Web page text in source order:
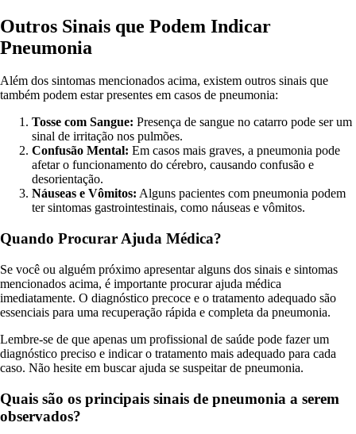
Outros Sinais que Podem Indicar
Pneumonia
Além dos sintomas mencionados acima, existem outros sinais que
também podem estar presentes em casos de pneumonia:
Tosse com Sangue: Presença de sangue no catarro pode ser um
sinal de irritação nos pulmões.
Confusão Mental: Em casos mais graves, a pneumonia pode
afetar o funcionamento do cérebro, causando confusão e
desorientação.
Náuseas e Vômitos: Alguns pacientes com pneumonia podem
ter sintomas gastrointestinais, como náuseas e vômitos.
Quando Procurar Ajuda Médica?
Se você ou alguém próximo apresentar alguns dos sinais e sintomas
mencionados acima, é importante procurar ajuda médica
imediatamente. O diagnóstico precoce e o tratamento adequado são
essenciais para uma recuperação rápida e completa da pneumonia.
Lembre-se de que apenas um profissional de saúde pode fazer um
diagnóstico preciso e indicar o tratamento mais adequado para cada
caso. Não hesite em buscar ajuda se suspeitar de pneumonia.
Quais são os principais sinais de pneumonia a serem
observados?